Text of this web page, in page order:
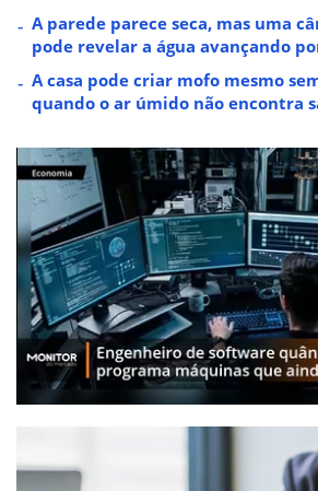
A parede parece seca, mas uma
pode revelar a água avançando
A casa pode criar mofo mesmo
quando o ar úmido não encontra